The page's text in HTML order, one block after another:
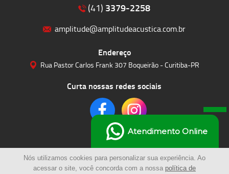
(41) 3379-2258
amplitude@amplitudeacustica.com.br
Endereço
Rua Pastor Carlos Frank 307 Boqueirão - Curitiba-PR
Curta nossas redes sociais
Atendimento Online
Nós utilizamos cookies para personalizar sua experiência. Ao
acessar o site, você concorda com a nossa política de